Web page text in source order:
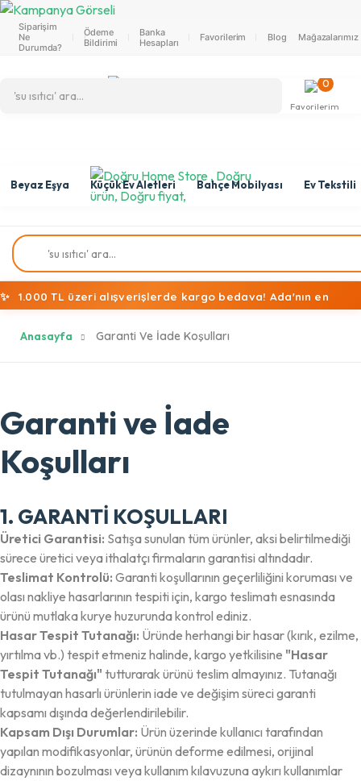
Siparişim
Ne
Durumda?
Ödeme
Bildirimi
Banka
Hesapları
Favorilerim Blog Mağazalarımız
0
Favorilerim
Beyaz Eşya Küçük Ev Aletleri Bahçe Mobilyası Ev Tekstili
✨ 1.000 TL üzeri alışverişlerde kargo bedava! Ada'nın en
Anasayfa Garanti Ve İade Koşulları
Garanti ve İade
Koşulları
1. GARANTİ KOŞULLARI
Üretici Garantisi: Satışa sunulan tüm ürünler, aksi belirtilmediği
sürece üretici veya ithalatçı firmaların garantisi altındadır.
Teslimat Kontrolü: Garanti koşullarının geçerliliğini koruması ve
olası nakliye hasarlarının tespiti için, kargo teslimatı esnasında
ürünü mutlaka kurye huzurunda kontrol ediniz.
Hasar Tespit Tutanağı: Üründe herhangi bir hasar (kırık, ezilme,
yırtılma vb.) tespit etmeniz halinde, kargo yetkilisine "Hasar
Tespit Tutanağı" tutturarak ürünü teslim almayınız. Tutanağı
tutulmayan hasarlı ürünlerin iade ve değişim süreci garanti
kapsamı dışında değerlendirilebilir.
Kapsam Dışı Durumlar: Ürün üzerinde kullanıcı tarafından
yapılan modifikasyonlar, ürünün deforme edilmesi, orijinal
dizaynının bozulması veya kullanım kılavuzuna aykırı kullanımlar